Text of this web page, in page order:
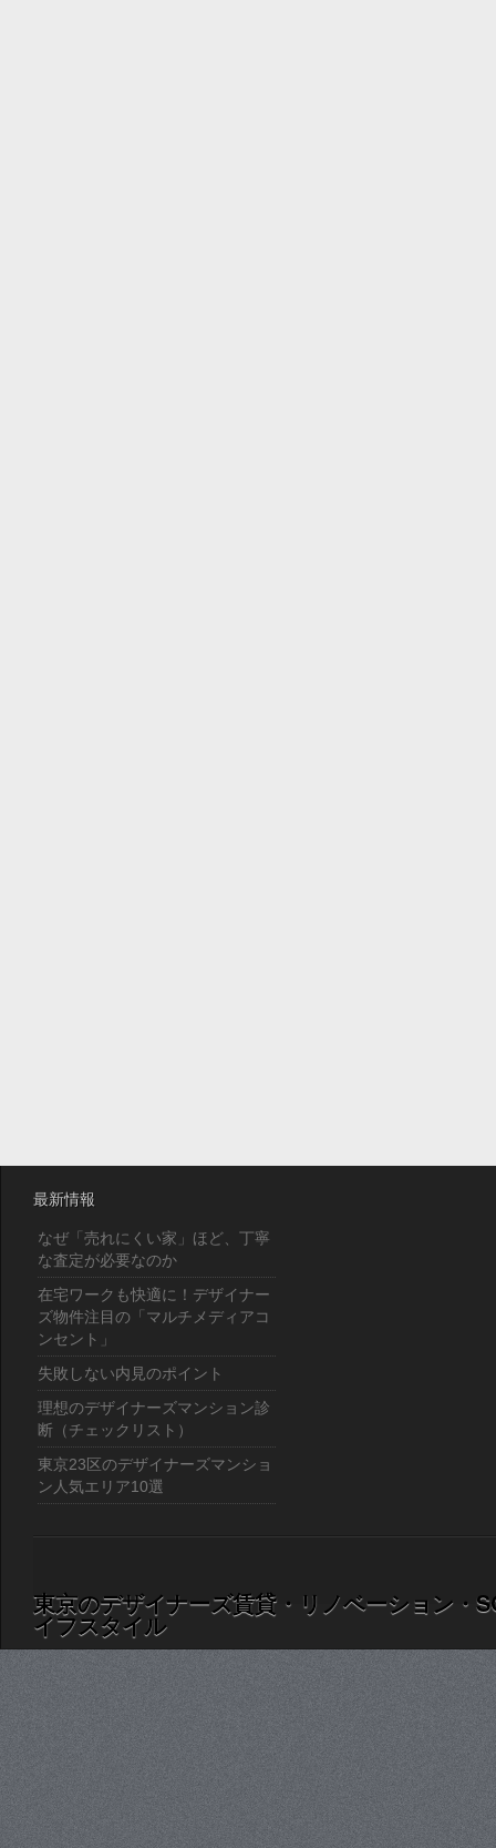
最新情報
なぜ「売れにくい家」ほど、丁寧
な査定が必要なのか
在宅ワークも快適に！デザイナー
ズ物件注目の「マルチメディアコ
ンセント」
失敗しない内見のポイント
理想のデザイナーズマンション診
断（チェックリスト）
東京23区のデザイナーズマンショ
ン人気エリア10選
東京のデザイナーズ賃貸・リノベーション・
イフスタイル